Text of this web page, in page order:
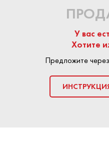
У вас
Хотите
Предложите